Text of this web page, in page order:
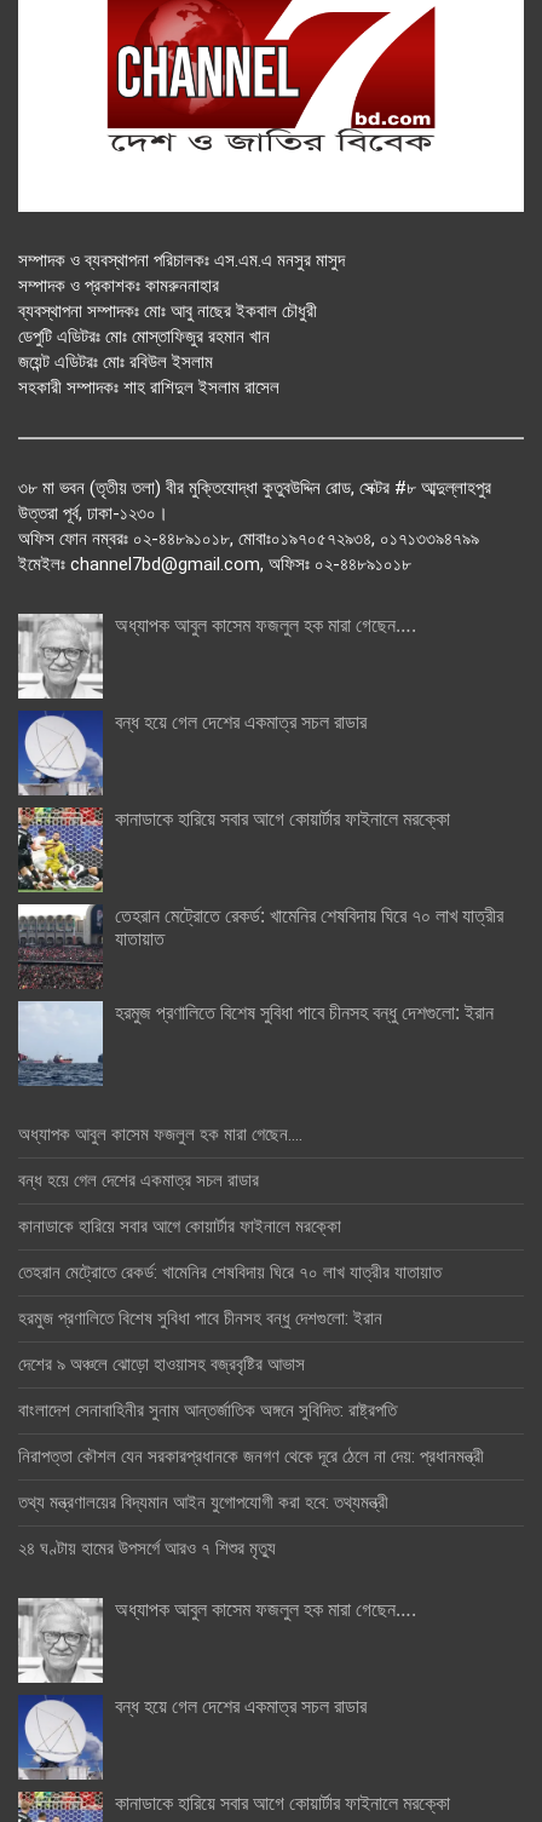
সম্পাদক ও ব্যবস্থাপনা পরিচালকঃ এস.এম.এ মনসুর মাসুদ
সম্পাদক ও প্রকাশকঃ কামরুননাহার
ব্যবস্থাপনা সম্পাদকঃ মোঃ আবু নাছের ইকবাল চৌধুরী
ডেপুটি এডিটরঃ মোঃ মোস্তাফিজুর রহমান খান
জয়েন্ট এডিটরঃ মোঃ রবিউল ইসলাম
সহকারী সম্পাদকঃ শাহ রাশিদুল ইসলাম রাসেল
৩৮ মা ভবন (তৃতীয় তলা) বীর মুক্তিযোদ্ধা কুতুবউদ্দিন রোড, সেক্টর #৮ আব্দুল্লাহপুর
উত্তরা পূর্ব, ঢাকা-১২৩০।
অফিস ফোন নম্বরঃ ০২-৪৪৮৯১০১৮, মোবাঃ০১৯৭০৫৭২৯৩৪, ০১৭১৩৩৯৪৭৯৯
ইমেইলঃ channel7bd@gmail.com, অফিসঃ ০২-৪৪৮৯১০১৮
অধ্যাপক আবুল কাসেম ফজলুল হক মারা গেছেন….
বন্ধ হয়ে গেল দেশের একমাত্র সচল রাডার
কানাডাকে হারিয়ে সবার আগে কোয়ার্টার ফাইনালে মরক্কো
তেহরান মেট্রোতে রেকর্ড: খামেনির শেষবিদায় ঘিরে ৭০ লাখ যাত্রীর
যাতায়াত
হরমুজ প্রণালিতে বিশেষ সুবিধা পাবে চীনসহ বন্ধু দেশগুলো: ইরান
অধ্যাপক আবুল কাসেম ফজলুল হক মারা গেছেন….
বন্ধ হয়ে গেল দেশের একমাত্র সচল রাডার
কানাডাকে হারিয়ে সবার আগে কোয়ার্টার ফাইনালে মরক্কো
তেহরান মেট্রোতে রেকর্ড: খামেনির শেষবিদায় ঘিরে ৭০ লাখ যাত্রীর যাতায়াত
হরমুজ প্রণালিতে বিশেষ সুবিধা পাবে চীনসহ বন্ধু দেশগুলো: ইরান
দেশের ৯ অঞ্চলে ঝোড়ো হাওয়াসহ বজ্রবৃষ্টির আভাস
বাংলাদেশ সেনাবাহিনীর সুনাম আন্তর্জাতিক অঙ্গনে সুবিদিত: রাষ্ট্রপতি
নিরাপত্তা কৌশল যেন সরকারপ্রধানকে জনগণ থেকে দূরে ঠেলে না দেয়: প্রধানমন্ত্রী
তথ্য মন্ত্রণালয়ের বিদ্যমান আইন যুগোপযোগী করা হবে: তথ্যমন্ত্রী
২৪ ঘণ্টায় হামের উপসর্গে আরও ৭ শিশুর মৃত্যু
অধ্যাপক আবুল কাসেম ফজলুল হক মারা গেছেন….
বন্ধ হয়ে গেল দেশের একমাত্র সচল রাডার
কানাডাকে হারিয়ে সবার আগে কোয়ার্টার ফাইনালে মরক্কো